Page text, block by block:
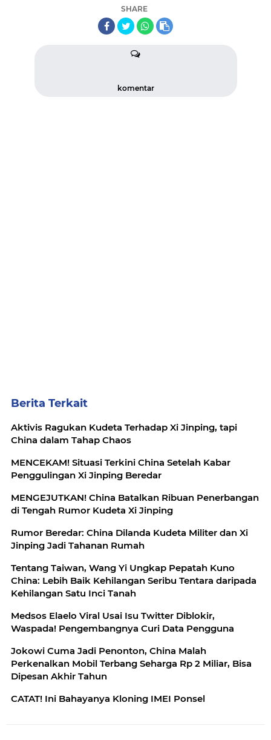
SHARE
komentar
Berita Terkait
Aktivis Ragukan Kudeta Terhadap Xi Jinping, tapi
China dalam Tahap Chaos
MENCEKAM! Situasi Terkini China Setelah Kabar
Penggulingan Xi Jinping Beredar
MENGEJUTKAN! China Batalkan Ribuan Penerbangan
di Tengah Rumor Kudeta Xi Jinping
Rumor Beredar: China Dilanda Kudeta Militer dan Xi
Jinping Jadi Tahanan Rumah
Tentang Taiwan, Wang Yi Ungkap Pepatah Kuno
China: Lebih Baik Kehilangan Seribu Tentara daripada
Kehilangan Satu Inci Tanah
Medsos Elaelo Viral Usai Isu Twitter Diblokir,
Waspada! Pengembangnya Curi Data Pengguna
Jokowi Cuma Jadi Penonton, China Malah
Perkenalkan Mobil Terbang Seharga Rp 2 Miliar, Bisa
Dipesan Akhir Tahun
CATAT! Ini Bahayanya Kloning IMEI Ponsel